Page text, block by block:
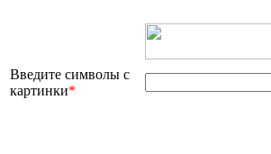
Введите символы с
картинки*